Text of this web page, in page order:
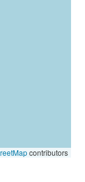
contributors